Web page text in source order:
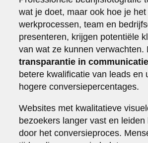
wat je doet, maar ook hoe je
werkprocessen, team en
presenteren, krijgen potentiële
van wat ze kunnen verwachten.
transparantie in communicatie
betere kwalificatie van leads en
hogere conversiepercentages.
Websites met kwalitatieve
bezoekers langer vast en
door het conversieproces.